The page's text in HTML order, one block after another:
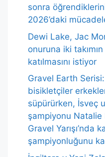
sonra
2026’daki
Dewi Lake, Jac
onuruna iki
katılmasını istiyor
Gravel Earth Serisi:
bisikletçiler
süpürürken, İsveç
şampiyonu Natalie
Gravel Yarışı’nda
şampiyonluğunu